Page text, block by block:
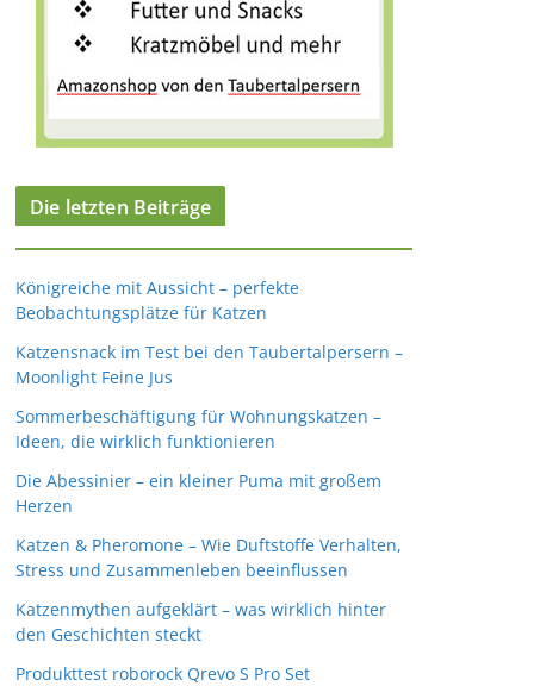
Die letzten Beiträge
Königreiche mit Aussicht – perfekte
Beobachtungsplätze für Katzen
Katzensnack im Test bei den Taubertalpersern –
Moonlight Feine Jus
Sommerbeschäftigung für Wohnungskatzen –
Ideen, die wirklich funktionieren
Die Abessinier – ein kleiner Puma mit großem
Herzen
Katzen & Pheromone – Wie Duftstoffe Verhalten,
Stress und Zusammenleben beeinflussen
Katzenmythen aufgeklärt – was wirklich hinter
den Geschichten steckt
Produkttest roborock Qrevo S Pro Set